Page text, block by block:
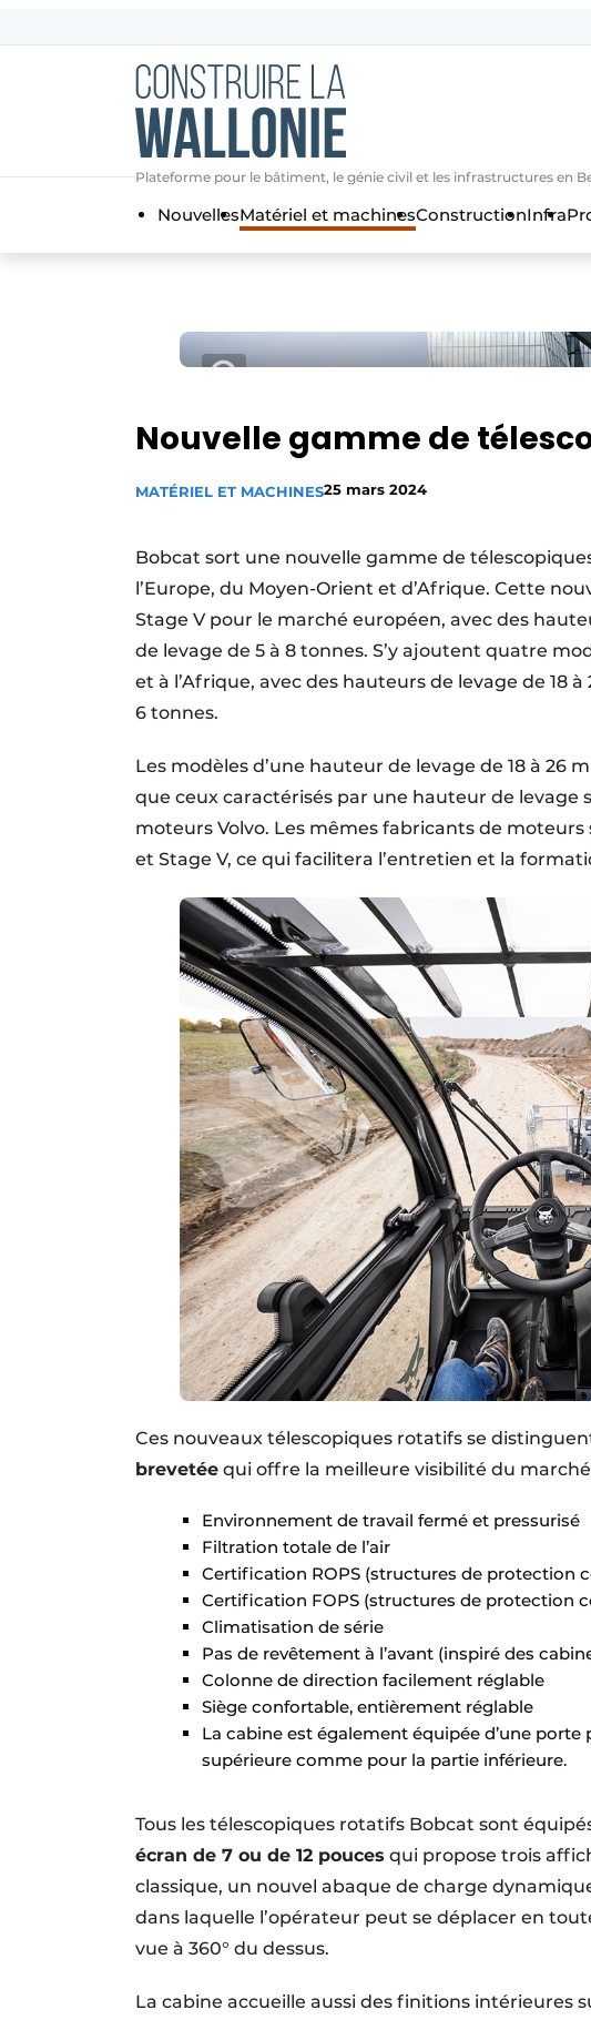
Contact
Contact direct
Emploi
Enregistrer une offre d’emploi
EntreprisesMerci de votre inscription
S’inscrire
Home
Newsletter
Podcasts
S’inscrire à l’événement
S’inscrire
Video’s
Plateforme pour le bâtiment, le génie civil et les infrastructures en
NouvellesMatériel et machinesConstructionInfra
Nouvelle gamme de
MATÉRIEL ET MACHINES25 mars 2024
Bobcat sort une nouvelle gamme de
l’Europe, du Moyen-Orient et d’Afrique. Cette
Stage V pour le marché européen, avec des
de levage de 5 à 8 tonnes. S’y ajoutent quatre
et à l’Afrique, avec des hauteurs de levage de 18
6 tonnes.
Les modèles d’une hauteur de levage de 18 à 26
que ceux caractérisés par une hauteur de levage
moteurs Volvo. Les mêmes fabricants de
et Stage V, ce qui facilitera l’entretien et la
Ces nouveaux télescopiques rotatifs se
brevetée qui offre la meilleure visibilité du
Environnement de travail fermé et pressurisé
Filtration totale de l’air
Certification ROPS (structures de protection
Certification FOPS (structures de protection
Climatisation de série
Pas de revêtement à l’avant (inspiré des
Colonne de direction facilement réglable
Siège confortable, entièrement réglable
La cabine est également équipée d’une porte
supérieure comme pour la partie inférieure.
Tous les télescopiques rotatifs Bobcat sont
écran de 7 ou de 12 pouces qui propose trois
classique, un nouvel abaque de charge
dans laquelle l’opérateur peut se déplacer en
vue à 360° du dessus.
La cabine accueille aussi des finitions intérieures